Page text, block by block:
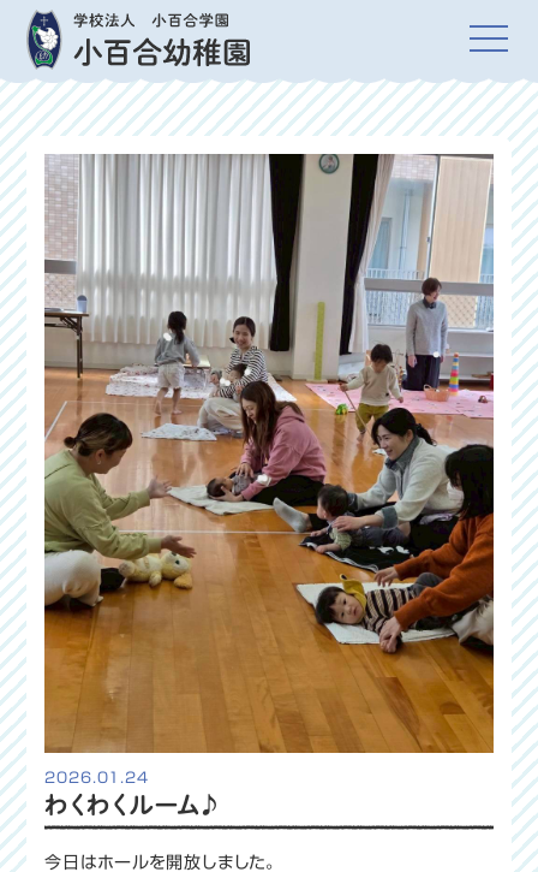
2026.01.24
わくわくルーム♪
今日はホールを開放しました。